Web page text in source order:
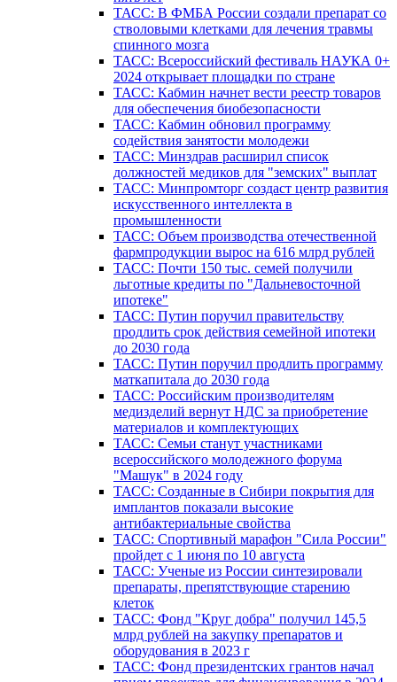
ТАСС: В ФМБА России создали препарат со
стволовыми клетками для лечения травмы
спинного мозга
ТАСС: Всероссийский фестиваль НАУКА 0+
2024 открывает площадки по стране
ТАСС: Кабмин начнет вести реестр товаров
для обеспечения биобезопасности
ТАСС: Кабмин обновил программу
содействия занятости молодежи
ТАСС: Минздрав расширил список
должностей медиков для "земских" выплат
ТАСС: Минпромторг создаст центр развития
искусственного интеллекта в
промышленности
ТАСС: Объем производства отечественной
фармпродукции вырос на 616 млрд рублей
ТАСС: Почти 150 тыс. семей получили
льготные кредиты по "Дальневосточной
ипотеке"
ТАСС: Путин поручил правительству
продлить срок действия семейной ипотеки
до 2030 года
ТАСС: Путин поручил продлить программу
маткапитала до 2030 года
ТАСС: Российским производителям
медизделий вернут НДС за приобретение
материалов и комплектующих
ТАСС: Семьи станут участниками
всероссийского молодежного форума
"Машук" в 2024 году
ТАСС: Созданные в Сибири покрытия для
имплантов показали высокие
антибактериальные свойства
ТАСС: Спортивный марафон "Сила России"
пройдет с 1 июня по 10 августа
ТАСС: Ученые из России синтезировали
препараты, препятствующие старению
клеток
ТАСС: Фонд "Круг добра" получил 145,5
млрд рублей на закупку препаратов и
оборудования в 2023 г
ТАСС: Фонд президентских грантов начал